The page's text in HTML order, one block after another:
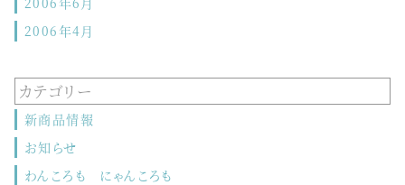
2006年4月
カテゴリー
新商品情報
お知らせ
わんころも にゃんころも